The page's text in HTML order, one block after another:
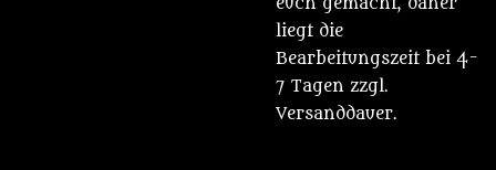
euch gemacht, daher
liegt die
Bearbeitungszeit bei 4-
7 Tagen zzgl.
Versanddauer.